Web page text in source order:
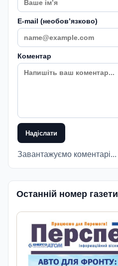
E-mail (необовʼязково)
Коментар
Надіслати
Завантажуємо коментарі...
Останній номер газети